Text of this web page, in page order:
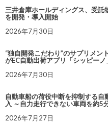
三井倉庫ホールディングス、受託
を開発・導入開始
2026年7月30日
“独自開発こだわり”のサプリメン
がEC自動出荷アプリ「シッピーノ
2026年7月30日
自動車船の荷役中断を抑制する
入 ～自力走行できない車両を約5
2026年7月27日